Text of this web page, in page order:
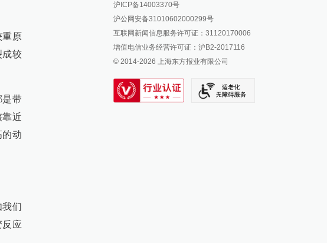
重原
成较
是带
近
动
们
应
澎湃新闻公众号
澎湃新闻抖音号
派生万物开放平台
IP SHANGHAI
SIXTH TONE
报料邮箱: news@thepaper.cn
沪ICP备14003370号
沪公网安备31010602000299号
互联网新闻信息服务许可证：31120170006
增值电信业务经营许可证：沪B2-2017116
© 2014-2026 上海东方报业有限公司